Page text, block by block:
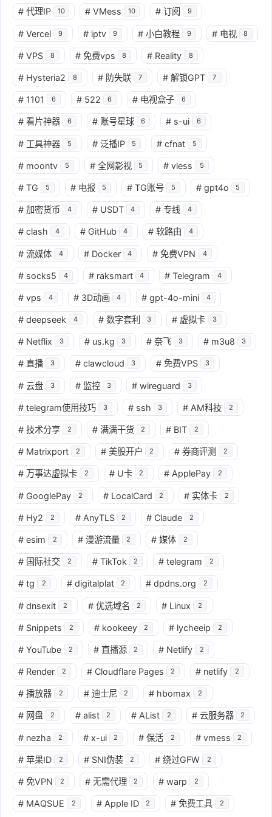
# 代理IP 10 # VMess 10 # 订阅 9
# Vercel 9 # iptv 9 # 小白教程 9 # 电视 8
# VPS 8 # 免费vps 8 # Reality 8
# Hysteria2 8 # 防失联 7 # 解锁GPT 7
# 1101 6 # 522 6 # 电视盒子 6
# 看片神器 6 # 账号星球 6 # s-ui 6
# 工具神器 5 # 泛播IP 5 # cfnat 5
# moontv 5 # 全网影视 5 # vless 5
# TG 5 # 电报 5 # TG账号 5 # gpt4o 5
# 加密货币 4 # USDT 4 # 专线 4
# clash 4 # GitHub 4 # 软路由 4
# 流媒体 4 # Docker 4 # 免费VPN 4
# socks5 4 # raksmart 4 # Telegram 4
# vps 4 # 3D动画 4 # gpt-4o-mini 4
# deepseek 4 # 数字套利 3 # 虚拟卡 3
# Netflix 3 # us.kg 3 # 奈飞 3 # m3u8 3
# 直播 3 # clawcloud 3 # 免费VPS 3
# 云盘 3 # 监控 3 # wireguard 3
# telegram使用技巧 3 # ssh 3 # AM科技 2
# 技术分享 2 # 满满干货 2 # BIT 2
# Matrixport 2 # 美股开户 2 # 券商评测 2
# 万事达虚拟卡 2 # U卡 2 # ApplePay 2
# GooglePay 2 # LocalCard 2 # 实体卡 2
# Hy2 2 # AnyTLS 2 # Claude 2
# esim 2 # 漫游流量 2 # 媒体 2
# 国际社交 2 # TikTok 2 # telegram 2
# tg 2 # digitalplat 2 # dpdns.org 2
# dnsexit 2 # 优选域名 2 # Linux 2
# Snippets 2 # kookeey 2 # lycheeip 2
# YouTube 2 # 直播源 2 # Netlify 2
# Render 2 # Cloudflare Pages 2 # netlify 2
# 播放器 2 # 迪士尼 2 # hbomax 2
# 网盘 2 # alist 2 # AList 2 # 云服务器 2
# nezha 2 # x-ui 2 # 保活 2 # vmess 2
# 苹果ID 2 # SNI伪装 2 # 绕过GFW 2
# 免VPN 2 # 无需代理 2 # warp 2
# MAQSUE 2 # Apple ID 2 # 免费工具 2